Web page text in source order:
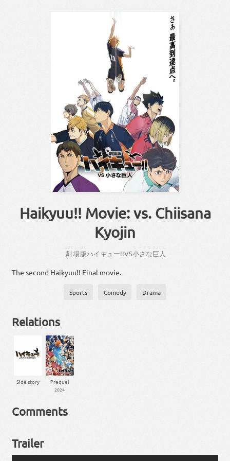
Haikyuu!! Movie: vs. Chiisana
Kyojin
劇場版ハイキュー!!VS小さな巨人
The second Haikyuu!! Final movie.
Sports Comedy Drama
Relations
Side story Prequel
2024
Comments
Trailer